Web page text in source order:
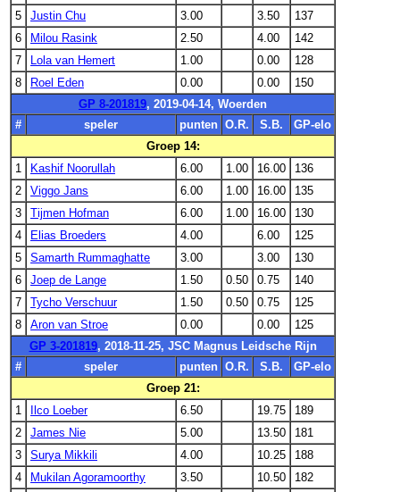
5
Justin Chu 3.00 3.50
137
6
Milou Rasink 2.50 4.00
142
7
Lola van Hemert 1.00 0.00
128
8
Roel Eden 0.00 0.00
150
GP 8-201819, 2019-04-14, Woerden
#
speler punten O.R. S.B.
GP-elo
Groep 14:
1
Kashif Noorullah 6.00 1.00 16.00
136
2
Viggo Jans 6.00 1.00 16.00
135
3
Tijmen Hofman 6.00 1.00 16.00
130
4
Elias Broeders 4.00 6.00
125
5
Samarth Rummaghatte 3.00 3.00
130
6
Joep de Lange 1.50 0.50 0.75
140
7
Tycho Verschuur 1.50 0.50 0.75
125
8
Aron van Stroe 0.00 0.00
125
GP 3-201819, 2018-11-25, JSC Magnus Leidsche Rijn
#
speler punten O.R. S.B.
GP-elo
Groep 21:
1
Ilco Loeber 6.50 19.75
189
2
James Nie 5.00 13.50
181
3
Surya Mikkili 4.00 10.25
188
4
Mukilan Agoramoorthy 3.50 10.50
182